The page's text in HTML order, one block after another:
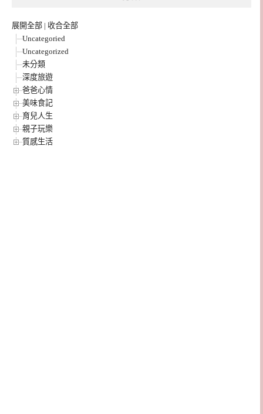
展開全部 | 收合全部
Uncategoried
Uncategorized
未分類
深度旅遊
爸爸心情
美味食記
育兒人生
親子玩樂
質感生活